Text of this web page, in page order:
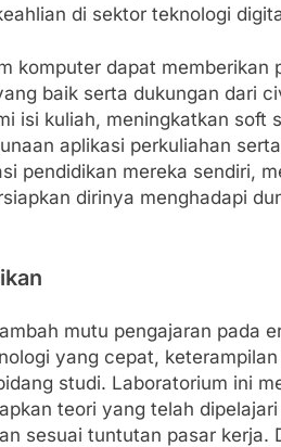
di sektor teknologi
komputer dapat memberikan
baik serta dukungan dari
isi kuliah, meningkatkan soft
aplikasi perkuliahan
pendidikan mereka sendiri,
dirinya menghadapi
mutu pengajaran pada
yang cepat,
studi. Laboratorium ini
teori yang telah
sesuai tuntutan pasar kerja.